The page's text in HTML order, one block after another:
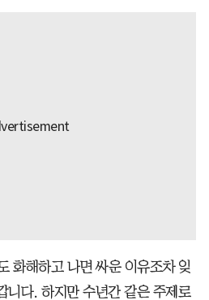
화해하고 나면 싸운 이유조차 잊
니다. 하지만 수년간 같은 주제로